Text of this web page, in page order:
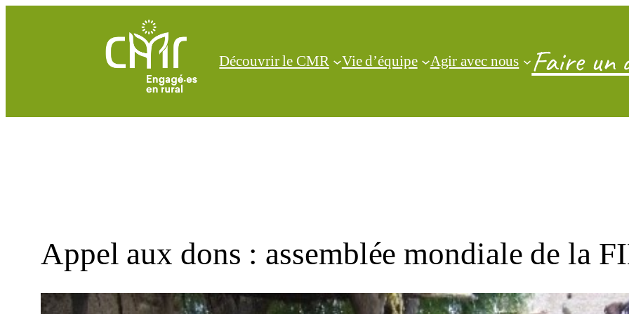
Découvrir le CMR Vie d’équipe Agir avec nous Faire un
Appel aux dons : assemblée mondiale de la